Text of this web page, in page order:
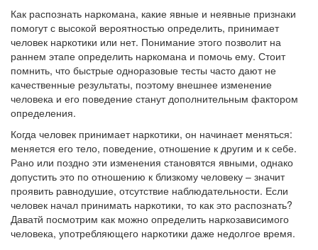
Как распознать наркомана, какие явные и неявные признаки
помогут с высокой вероятностью определить, принимает
человек наркотики или нет. Понимание этого позволит на
раннем этапе определить наркомана и помочь ему. Стоит
помнить, что быстрые одноразовые тесты часто дают не
качественные результаты, поэтому внешнее изменение
человека и его поведение станут дополнительным фактором
определения.
Когда человек принимает наркотики, он начинает меняться:
меняется его тело, поведение, отношение к другим и к себе.
Рано или поздно эти изменения становятся явными, однако
допустить это по отношению к близкому человеку – значит
проявить равнодушие, отсутствие наблюдательности. Если
человек начал принимать наркотики, то как это распознать?
Даватй посмотрим как можно определить наркозависимого
человека, употребляющего наркотики даже недолгое время.